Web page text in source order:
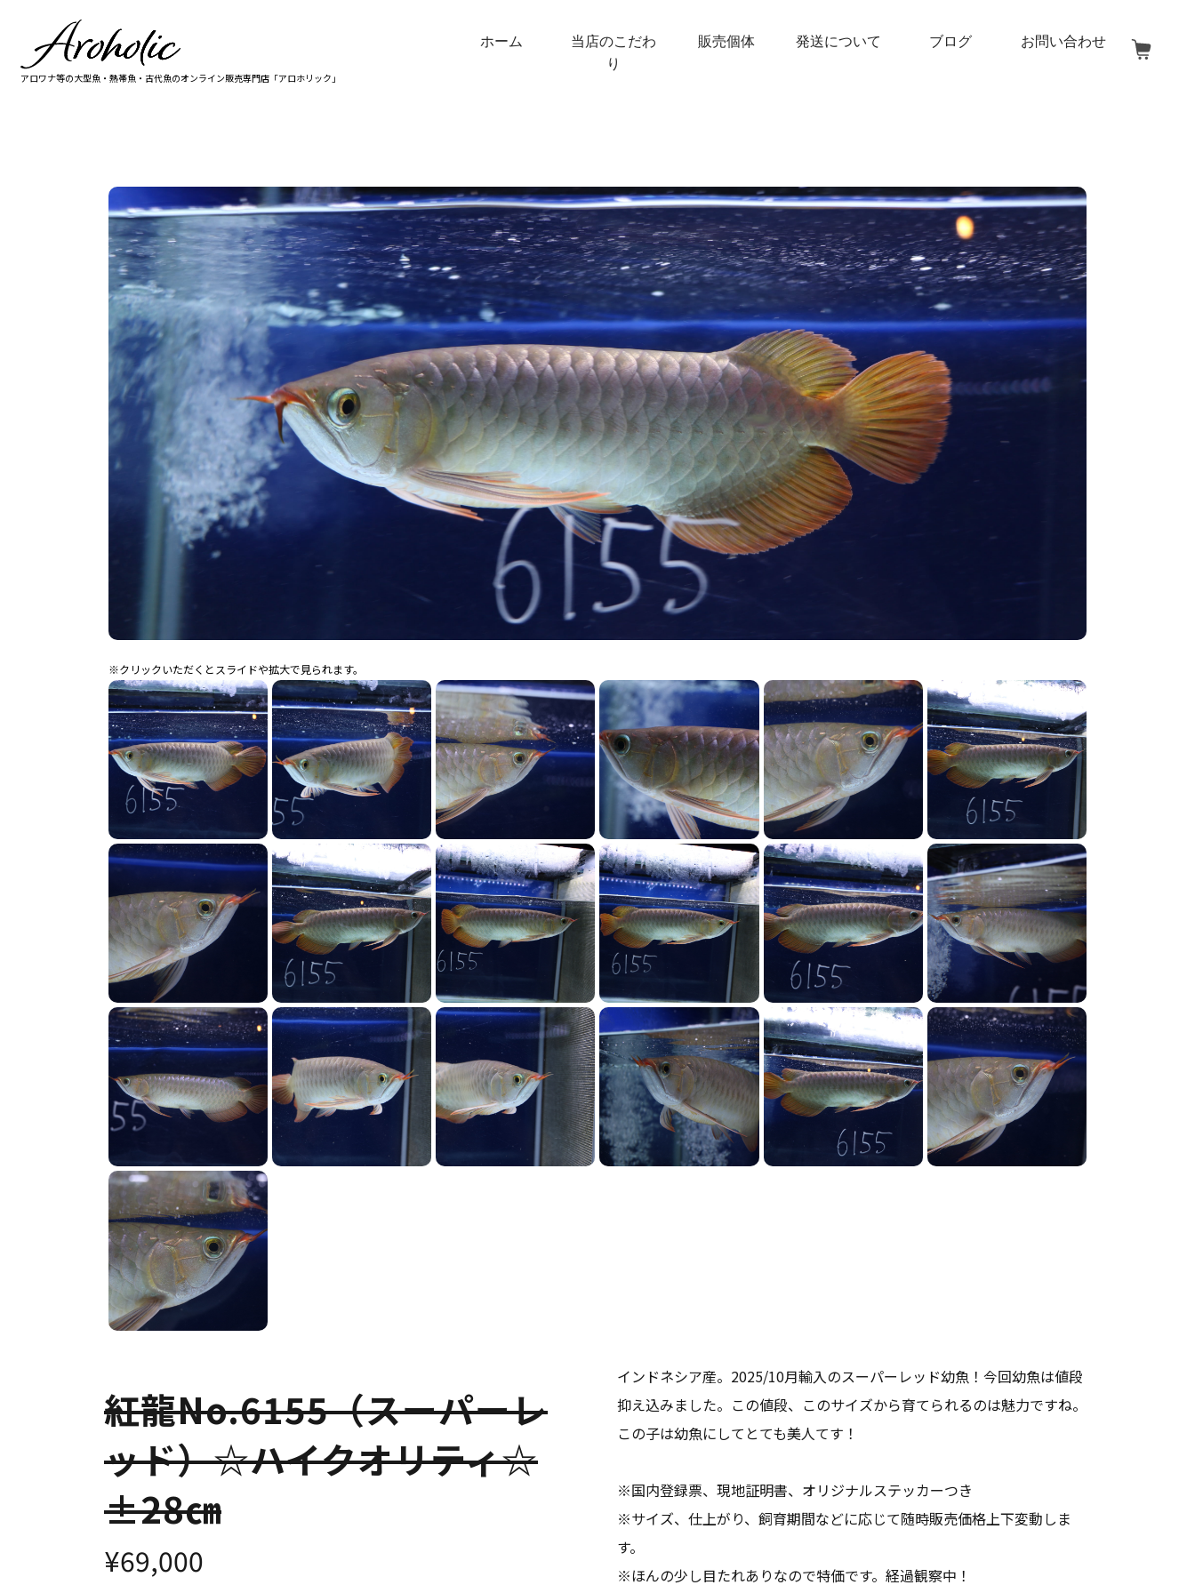
アロワナ等の大型魚・熱帯魚・古代魚のオンライン販売専門店「アロホリック」
ホーム
当店のこだわ
り
販売個体 発送について ブログ お問い合わせ
紅龍No.6155（スーパーレ
ッド）☆ハイクオリティ☆
±28㎝
¥69,000
インドネシア産。2025/10月輸入のスーパーレッド幼魚！今回幼魚は値段
抑え込みました。この値段、このサイズから育てられるのは魅力ですね。
この子は幼魚にしてとても美人てす！
※国内登録票、現地証明書、オリジナルステッカーつき
※サイズ、仕上がり、飼育期間などに応じて随時販売価格上下変動しま
す。
※ほんの少し目たれありなので特価です。経過観察中！